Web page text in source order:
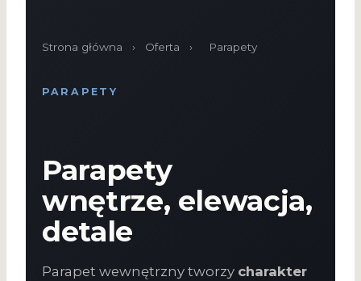
Strona główna › Oferta › Parapety
PARAPETY
Parapety
wnętrze, elewacja,
detale
Parapet wewnętrzny tworzy charakter